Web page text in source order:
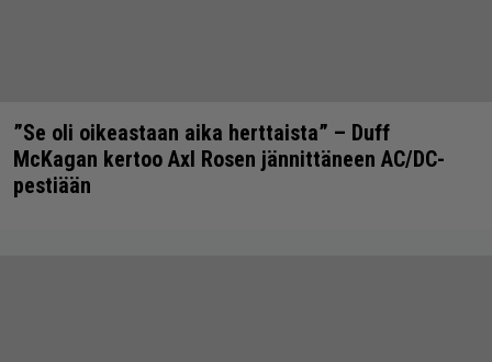
”Se oli oikeastaan aika herttaista” – Duff
McKagan kertoo Axl Rosen jännittäneen AC/DC-
pestiään